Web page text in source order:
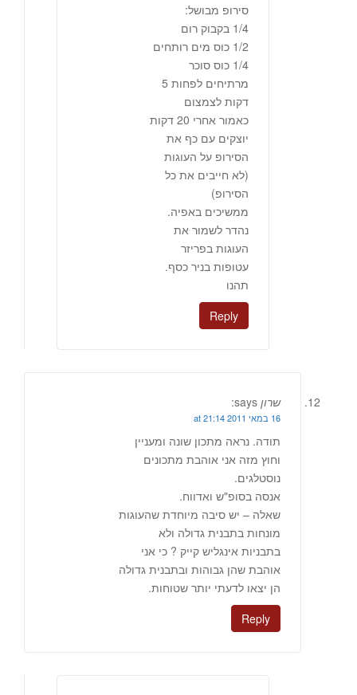
סירופ מבושל:
1/4 בקבוק רום
1/2 כוס מים רותחים
1/4 כוס סוכר
מרתיחים לפחות 5
דקות לצמצום
כאמור אחרי 20 דקות
יוצקים עם כף את
הסירופ על העוגות
(לא חייבים את כל
הסירופ)
ממשיכים באפיה.
נהדר לשמור את
העוגות בפריזר
עטופות בניר כסף.
תהנו
Reply
שרון says:
16 במאי 2011 at 21:14
תודה. נראה מתכון שונה ומעניין
וחוץ מזה אני אוהבת מתכונים
נוסטלגים.
אנסה בסופ"ש ואדווח.
שאלה – יש סיבה מיוחדת שהעוגות
מונחות בתבנית גדולה ולא
בתבניות אינגליש קייק ? כי אני
אוהבת שהן גבוהות ובתבנית גדולה
הן יצאו לדעתי יותר שטוחות.
Reply